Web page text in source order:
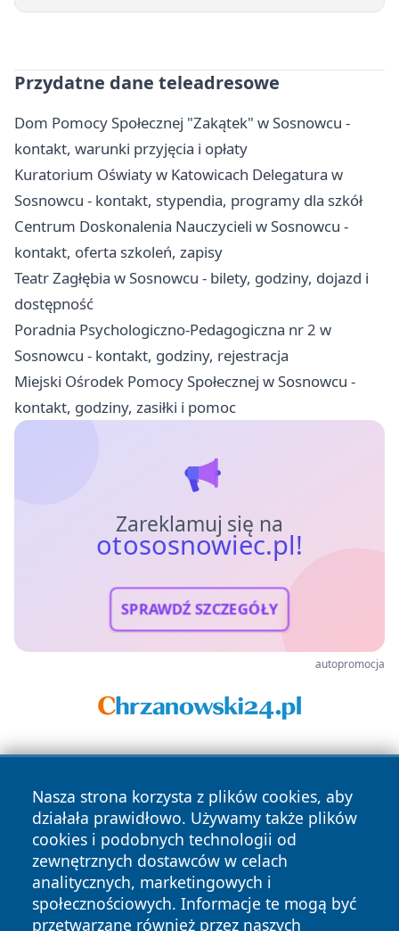
Przydatne dane teleadresowe
Dom Pomocy Społecznej "Zakątek" w Sosnowcu -
kontakt, warunki przyjęcia i opłaty
Kuratorium Oświaty w Katowicach Delegatura w
Sosnowcu - kontakt, stypendia, programy dla szkół
Centrum Doskonalenia Nauczycieli w Sosnowcu -
kontakt, oferta szkoleń, zapisy
Teatr Zagłębia w Sosnowcu - bilety, godziny, dojazd i
dostępność
Poradnia Psychologiczno-Pedagogiczna nr 2 w
Sosnowcu - kontakt, godziny, rejestracja
Miejski Ośrodek Pomocy Społecznej w Sosnowcu -
kontakt, godziny, zasiłki i pomoc
Zareklamuj się na
otososnowiec.pl!
SPRAWDŹ SZCZEGÓŁY
autopromocja
Nasza strona korzysta z plików cookies, aby
działała prawidłowo. Używamy także plików
cookies i podobnych technologii od
zewnętrznych dostawców w celach
analitycznych, marketingowych i
społecznościowych. Informacje te mogą być
przetwarzane również przez naszych
Copyright © 2026 otososnowiec.pl Wszystkie prawa
zastrzeżone.